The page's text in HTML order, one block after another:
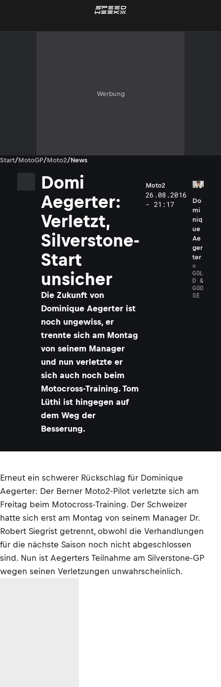
Werbung
Start/MotoGP/Moto2/News
Domi
Aegerter:
Verletzt,
Silverstone-
Start
unsicher
Die Zukunft von
Dominique Aegerter ist
noch ungewiss, er
trennte sich am Montag
von seinem Manager
und nun verletzte er
sich auch noch beim
Motocross-Training. Tom
Lüthi ist hingegen auf
dem Weg der
Besserung.
Moto2
26.08.2016
- 21:17
Do
mi
niq
ue
Ae
ger
ter
©
GOL
D &
GOO
SE
Erneut ein schwerer Rückschlag für Dominique
Aegerter: Der Berner Moto2-Pilot verletzte sich am
Freitag beim Motocross-Training. Der Schweizer
hatte sich erst am Montag von seinem Manager Dr.
Robert Siegrist getrennt, obwohl die Verhandlungen
für die nächste Saison noch nicht abgeschlossen
sind. Nun ist Aegerters Teilnahme am Silverstone-GP
wegen seinen Verletzungen unwahrscheinlich.